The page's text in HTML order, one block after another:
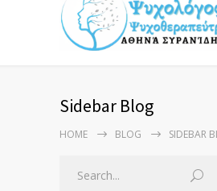
Sidebar Blog
HOME BLOG SIDEBAR